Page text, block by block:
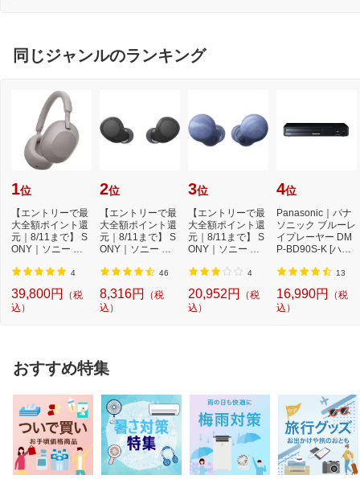
同じジャンルのランキング
1位
【エントリーで最
大全額ポイント還
元｜8/11まで】 S
ONY｜ソニー ブ
ド...
4
39,800円
（税
込）
2位
【エントリーで最
大全額ポイント還
元｜8/11まで】 S
ONY｜ソニー 完
ホ...
46
8,316円
（税
込）
3位
【エントリーで最
大全額ポイント還
元｜8/11まで】 S
ONY｜ソニー 完
ホ...
4
20,952円
（税
込）
4位
Panasonic｜パナ
ソニック ブルーレ
イプレーヤー DM
P-BD90S-K [ハイ
用...
13
16,990円
（税
込）
おすすめ特集